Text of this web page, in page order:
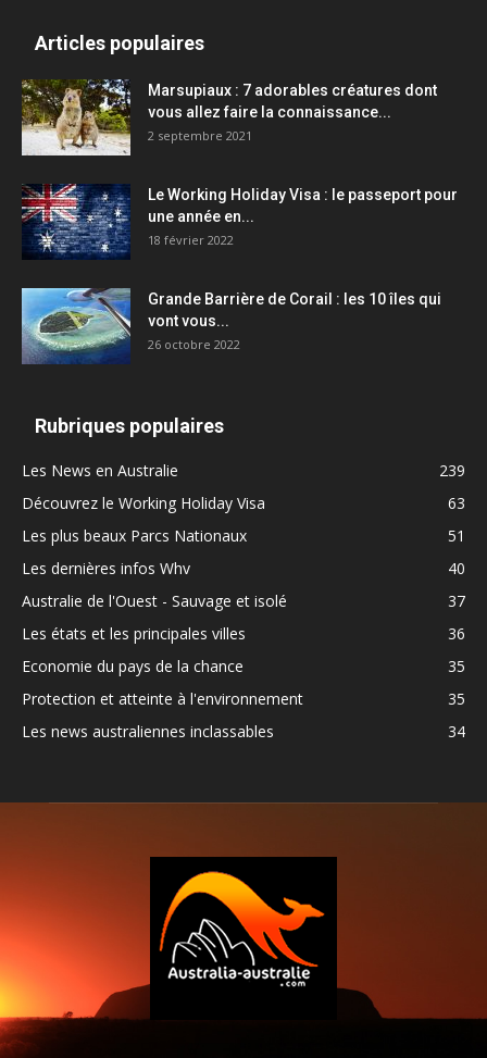
Articles populaires
Marsupiaux : 7 adorables créatures dont
vous allez faire la connaissance...
2 septembre 2021
Le Working Holiday Visa : le passeport pour
une année en...
18 février 2022
Grande Barrière de Corail : les 10 îles qui
vont vous...
26 octobre 2022
Rubriques populaires
Les News en Australie
239
Découvrez le Working Holiday Visa
63
Les plus beaux Parcs Nationaux
51
Les dernières infos Whv
40
Australie de l'Ouest - Sauvage et isolé
37
Les états et les principales villes
36
Economie du pays de la chance
35
Protection et atteinte à l'environnement
35
Les news australiennes inclassables
34